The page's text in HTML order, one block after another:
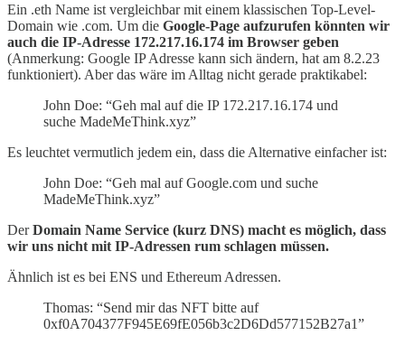
Ein .eth Name ist vergleichbar mit einem klassischen Top-Level-
Domain wie .com. Um die Google-Page aufzurufen könnten wir
auch die IP-Adresse 172.217.16.174 im Browser geben
(Anmerkung: Google IP Adresse kann sich ändern, hat am 8.2.23
funktioniert). Aber das wäre im Alltag nicht gerade praktikabel:
John Doe: “Geh mal auf die IP 172.217.16.174 und
suche MadeMeThink.xyz”
Es leuchtet vermutlich jedem ein, dass die Alternative einfacher ist:
John Doe: “Geh mal auf Google.com und suche
MadeMeThink.xyz”
DerDomain Name Service (kurz DNS) macht es möglich, dass
wir uns nicht mit IP-Adressen rum schlagen müssen.
Ähnlich ist es bei ENS und Ethereum Adressen.
Thomas: “Send mir das NFT bitte auf
0xf0A704377F945E69fE056b3c2D6Dd577152B27a1”